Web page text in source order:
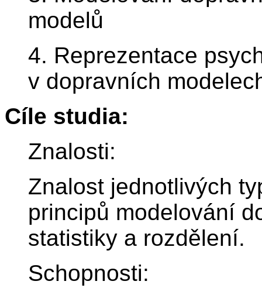
modelů
4. Reprezentace
v dopravních
Cíle studia:
Znalosti:
Znalost jednotlivých
principů modelování
statistiky a rozdělení.
Schopnosti: